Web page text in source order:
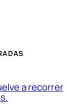
a recorrer